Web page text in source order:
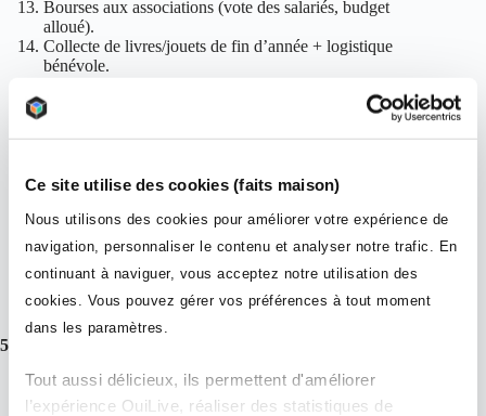
Ce site utilise des cookies (faits maison)
Nous utilisons des cookies pour améliorer votre expérience de
navigation, personnaliser le contenu et analyser notre trafic. En
continuant à naviguer, vous acceptez notre utilisation des
cookies. Vous pouvez gérer vos préférences à tout moment
dans les paramètres.
Tout aussi délicieux, ils permettent d'améliorer
l’expérience OuiLive, réaliser des statistiques de
Bourses aux associations (vote des salariés, budget
alloué).
Collecte de livres/jouets de fin d’année + logistique
bénévole.
repas” (organismes habilités).
chance, missions locales.
pro (juridique, com, finance).
building avec partenaires locaux.
Arrondi en caisse si vous êtes un retailer, vérifier
l’éligibilité et les reçus.
Journée “portes ouvertes solidaires” : marché associatif
dans vos locaux + ateliers découverte.
5) Focus “mécénat de compétences” (opérationnel)
Formats :Prestation de service (mission pilotée par
l’entreprise) ou prêt de main‑d’œuvre (mission pilotée